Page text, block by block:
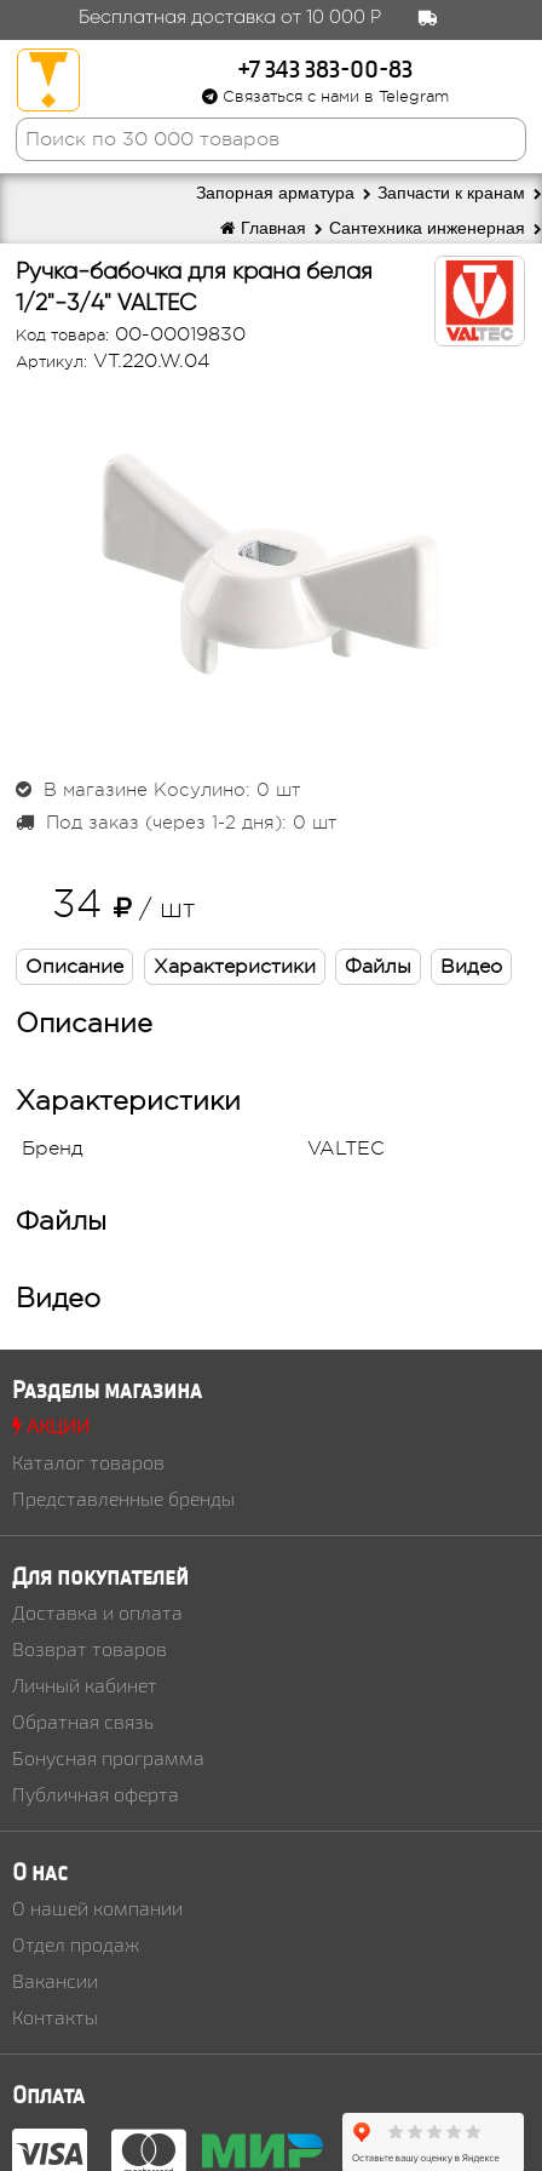
Бесплатная доставка от 10 000 Р
+7 343 383-00-83
Связаться с нами в Telegram
Запчасти к кранам
Запорная арматура
Сантехника инженерная
Главная
Ручка-бабочка для крана белая
1/2"-3/4" VALTEC
Код товара: 00-00019830
Артикул: VT.220.W.04
В магазине Косулино: 0 шт
Под заказ (через 1-2 дня): 0 шт
34 / шт
Описание Характеристики Файлы Видео
Описание
Характеристики
Бренд VALTEC
Файлы
Видео
Разделы магазина
АКЦИИ
Каталог товаров
Представленные бренды
Для покупателей
Доставка и оплата
Возврат товаров
Личный кабинет
Обратная связь
Бонусная программа
Публичная оферта
О нас
О нашей компании
Отдел продаж
Вакансии
Контакты
Оплата